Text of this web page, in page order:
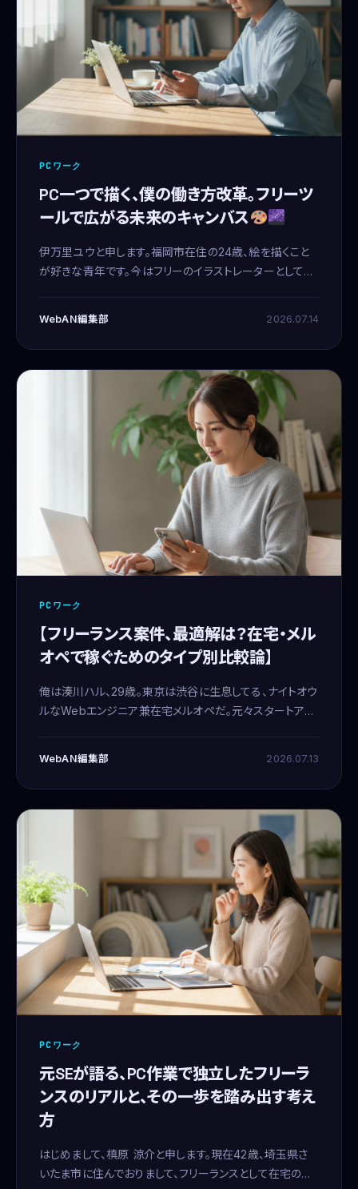
PCワーク
PC一つで描く、僕の働き方改革。フリーツ
ールで広がる未来のキャンバス
伊万里ユウと申します。福岡市在住の24歳、絵を描くこと
が好きな青年です。今はフリーのイラストレーターとして筆
WebAN編集部 2026.07.14
PCワーク
【フリーランス案件、最適解は？在宅・メル
オペで稼ぐためのタイプ別比較論】
俺は湊川ハル、29歳。東京は渋谷に生息してる、ナイトオウ
ルなWebエンジニア兼在宅メルオペだ。元々スタートアッ
WebAN編集部 2026.07.13
PCワーク
元SEが語る、PC作業で独立したフリーラ
ンスのリアルと、その一歩を踏み出す考え
方
はじめまして、槙原 涼介と申します。現在42歳、埼玉県さ
いたま市に住んでおりまして、フリーランスとして在宅のメ